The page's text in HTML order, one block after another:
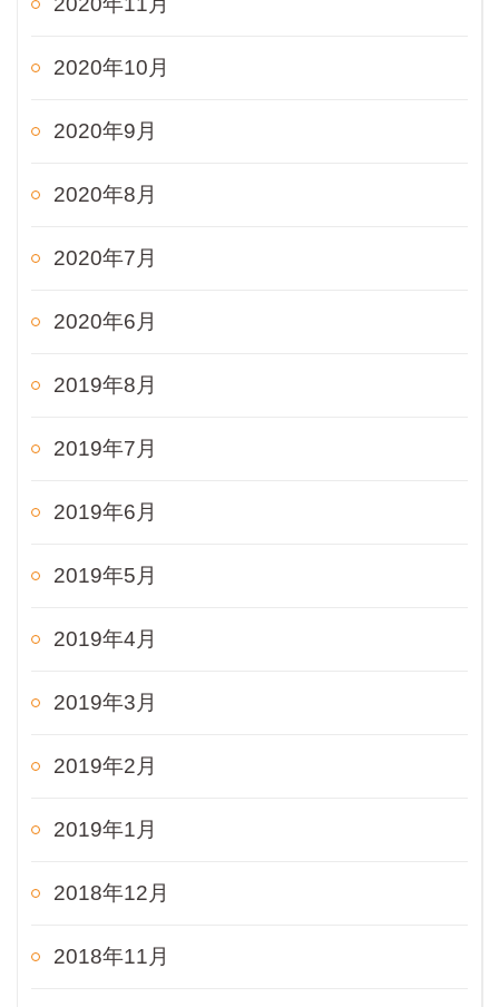
2020年10月
2020年9月
2020年8月
2020年7月
2020年6月
2019年8月
2019年7月
2019年6月
2019年5月
2019年4月
2019年3月
2019年2月
2019年1月
2018年12月
2018年11月